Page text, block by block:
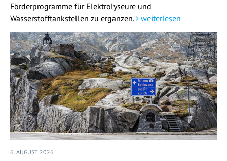
Förderprogramme für Elektrolyseure und
Wasserstofftankstellen zu ergänzen.
weiterlesen
6. AUGUST 2026